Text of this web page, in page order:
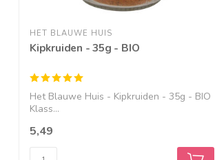
HET BLAUWE HUIS
Kipkruiden - 35g - BIO
Het Blauwe Huis - Kipkruiden - 35g - BIO
Klass...
5,49